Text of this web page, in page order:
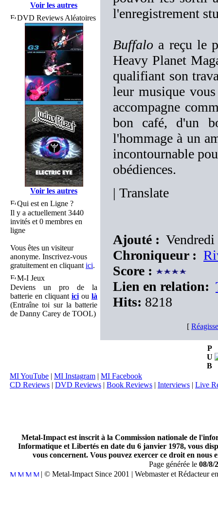
Voir les autres
DVD Reviews Aléatoires
Voir les autres
Qui est en Ligne ?
Il y a actuellement 3440
invités et 0 membres en
ligne
Vous êtes un visiteur
anonyme. Inscrivez-vous
gratuitement en cliquant ici.
M-I Jeux
Deviens un pro de la
batterie en cliquant ici ou là
(Entraîne toi sur la batterie
de Danny Carey de TOOL)
l'enregistrement
Buffalo a reçu le
Heavy Planet
qualifiant son
leur musique
accompagne
bon café, d'un
l'hommage à un
incontournable
obédiences.
| Translate
Ajouté :
Chroniqueur :
Score :
Lien en relation:
Hits: 8218
[
P
U
B
MI YouTube | MI Instagram | MI Facebook
CD Reviews | DVD Reviews | Book Reviews | Interviews | Live
Metal-Impact est inscrit à la Commission nationale de
Informatique et Libertés en date du 6 janvier 1978, vous
vous concernent. Vous pouvez exercer ce droit en
Page générée le 08/8/
| © Metal-Impact Since 2001 | Webmaster et Rédacteur